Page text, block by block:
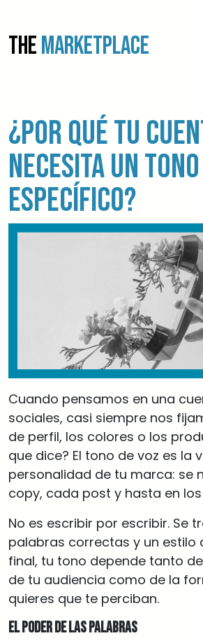
THEMARKETPLACE
¿Por qué tu
necesita un
específico?
Cuando pensamos en una
sociales, casi siempre nos
de perfil, los colores o los
que dice? El tono de voz es la
personalidad de tu marca: se
copy, cada post y hasta en los
No es escribir por escribir. Se
palabras correctas y un estilo
final, tu tono depende tanto
de tu audiencia como de la
quieres que te perciban.
El poder de las palabras